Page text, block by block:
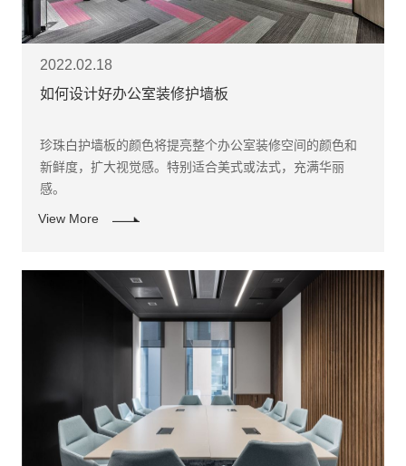
2022.02.18
如何设计好办公室装修护墙板
珍珠白护墙板的颜色将提亮整个办公室装修空间的颜色和
新鲜度，扩大视觉感。特别适合美式或法式，充满华丽
感。
View More